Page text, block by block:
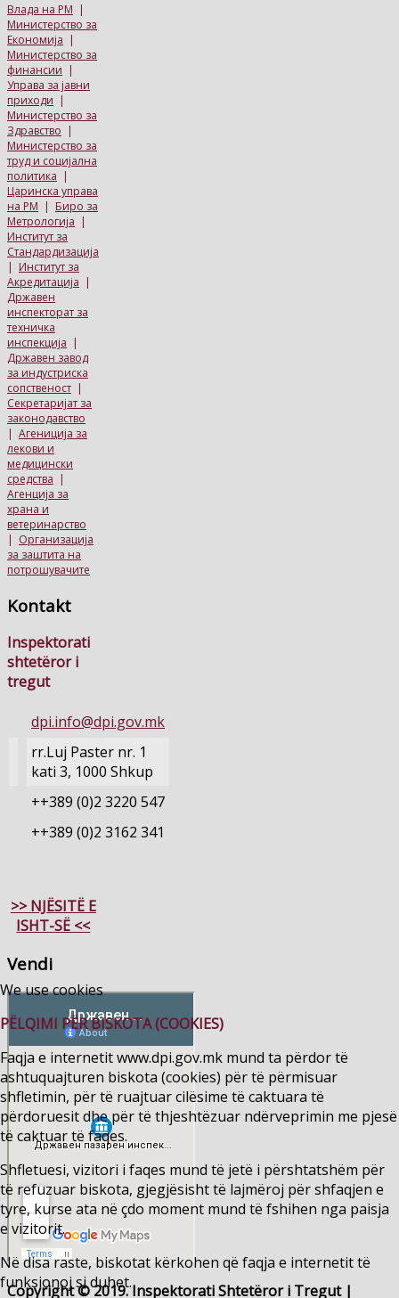
Влада на РМ |
Министерство за
Економија |
Министерство за
финансии |
Управа за јавни
приходи |
Министерство за
Здравство |
Министерство за
труд и социјална
политика |
Царинска управа
на РМ | Биро за
Метрологија |
Институт за
Стандардизација
| Институт за
Акредитација |
Државен
инспекторат за
техничка
инспекција |
Државен завод
за индустриска
сопственост |
Секретаријат за
законодавство
| Агениција за
лекови и
медицински
средства |
Агенција за
храна и
ветеринарство
| Организација
за заштита на
потрошувачите
Kontakt
Inspektorati
shtetëror i
tregut
dpi.info@dpi.gov.mk
rr.Luj Paster nr. 1
kati 3, 1000 Shkup
++389 (0)2 3220 547
++389 (0)2 3162 341
>> NJËSITË E
ISHT-SË <<
Vendi
Copyright © 2019. Inspektorati Shtetëror i Tregut |
We use cookies
PËLQIMI PËR BISKOTA (COOKIES)
Faqja e internetit www.dpi.gov.mk mund ta përdor të
ashtuquajturen biskota (cookies) për të përmisuar
shfletimin, për të ruajtuar cilësime të caktuara të
përdoruesit dhe për të thjeshtëzuar ndërveprimin me pjesë
të caktuar të faqes.
Shfletuesi, vizitori i faqes mund të jetë i përshtatshëm për
të refuzuar biskota, gjegjësisht të lajmëroj për shfaqjen e
tyre, kurse ata në çdo moment mund të fshihen nga paisja
e vizitorit.
Në disa raste, biskotat kërkohen që faqja e internetit të
funksionoj si duhet.